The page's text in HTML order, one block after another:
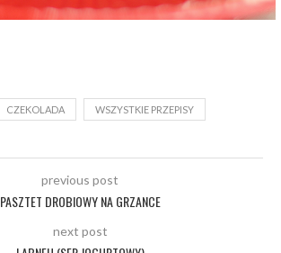
CZEKOLADA WSZYSTKIE PRZEPISY
previous post
PASZTET DROBIOWY NA GRZANCE
next post